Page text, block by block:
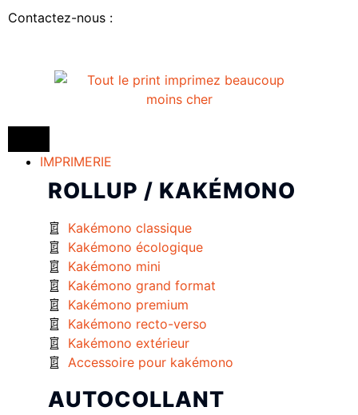
Contactez-nous :
IMPRIMERIE
ROLLUP / KAKÉMONO
Kakémono classique
Kakémono écologique
Kakémono mini
Kakémono grand format
Kakémono premium
Kakémono recto-verso
Kakémono extérieur
Accessoire pour kakémono
AUTOCOLLANT